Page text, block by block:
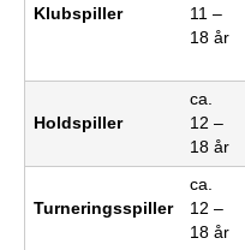
Klubspiller
11 –
18 år
Holdspiller
ca.
12 –
18 år
Turneringsspiller
ca.
12 –
18 år